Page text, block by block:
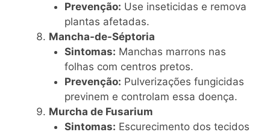
Prevenção: Use inseticidas e remova
plantas afetadas.
Mancha-de-Séptoria
Sintomas: Manchas marrons nas
folhas com centros pretos.
Prevenção: Pulverizações fungicidas
previnem e controlam essa doença.
Murcha de Fusarium
Sintomas: Escurecimento dos tecidos